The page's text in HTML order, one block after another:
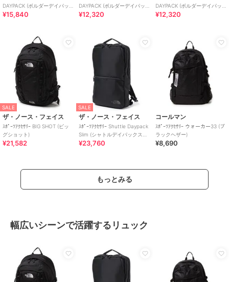
DAYPACK (ボルダーデイパッ
ク)
¥15,840
DAYPACK (ボルダーデイパッ
ク)
¥12,320
DAYPACK (ボルダーデイパッ
ク)
¥12,320
SALE
ザ・ノース・フェイス
ｽﾎﾟｰﾂｱｸｾｻﾘｰ BIG SHOT (ビッ
グショット)
¥21,582
SALE
ザ・ノース・フェイス
ｽﾎﾟｰﾂｱｸｾｻﾘｰ Shuttle Daypack
Slim (シャトルデイパックスリ
ム)
¥23,760
コールマン
ｽﾎﾟｰﾂｱｸｾｻﾘｰ ウォーカー33 (ブ
ラックヘザー)
¥8,690
もっとみる
幅広いシーンで活躍するリュック